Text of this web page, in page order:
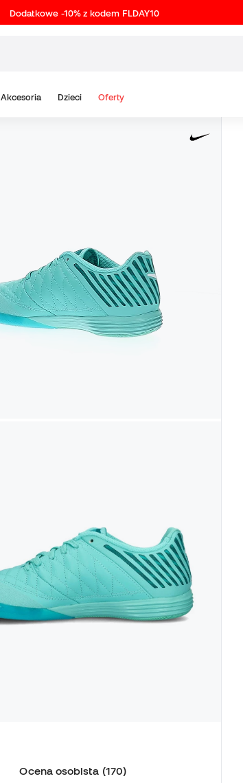
Dodatkowe -10% z kodem FLDAY10
Akcesoria Dzieci Oferty
Ocena osobista (170)